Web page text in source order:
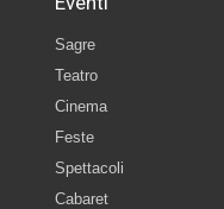
Sagre
Teatro
Cinema
Feste
Spettacoli
Cabaret